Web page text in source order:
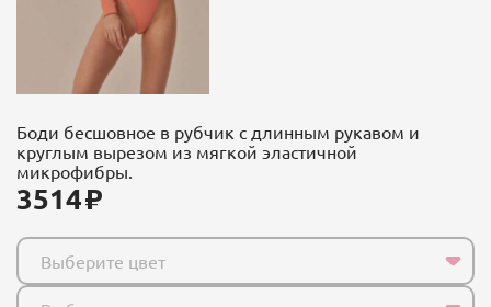
Боди бесшовное в рубчик с длинным рукавом и
круглым вырезом из мягкой эластичной
микрофибры.
3514
Выберите цвет